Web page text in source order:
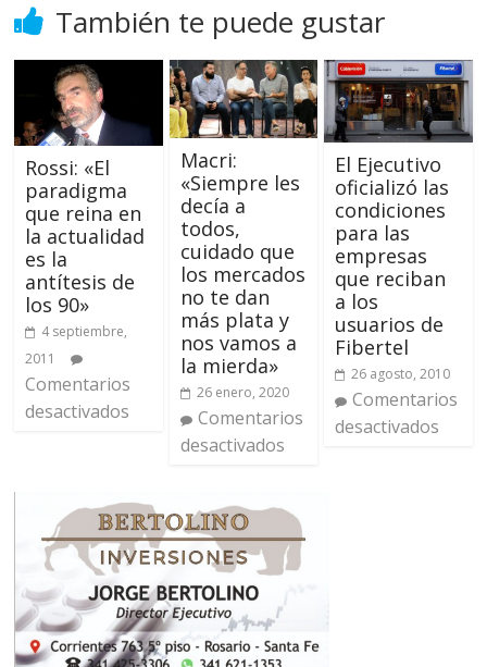
También te puede gustar
Rossi: «El
paradigma
que reina en
la actualidad
es la
antítesis de
los 90»
4 septiembre,
2011
Comentarios
desactivados
Macri:
«Siempre les
decía a
todos,
cuidado que
los mercados
no te dan
más plata y
nos vamos a
la mierda»
26 enero, 2020
Comentarios
desactivados
El Ejecutivo
oficializó las
condiciones
para las
empresas
que reciban
a los
usuarios de
Fibertel
26 agosto, 2010
Comentarios
desactivados